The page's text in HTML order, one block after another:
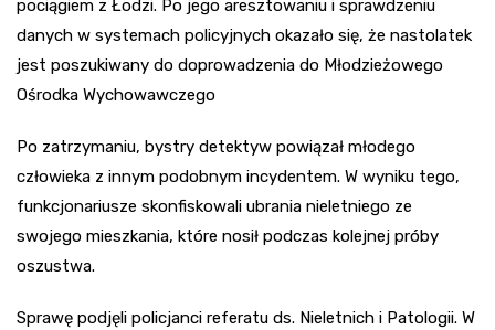
pociągiem z Łodzi. Po jego aresztowaniu i sprawdzeniu
danych w systemach policyjnych okazało się, że nastolatek
jest poszukiwany do doprowadzenia do Młodzieżowego
Ośrodka Wychowawczego
Po zatrzymaniu, bystry detektyw powiązał młodego
człowieka z innym podobnym incydentem. W wyniku tego,
funkcjonariusze skonfiskowali ubrania nieletniego ze
swojego mieszkania, które nosił podczas kolejnej próby
oszustwa.
Sprawę podjęli policjanci referatu ds. Nieletnich i Patologii. W